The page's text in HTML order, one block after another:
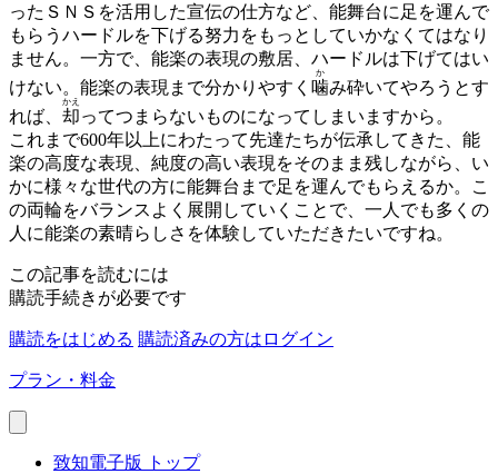
ったＳＮＳを活用した宣伝の仕方など、能舞台に足を運んで
もらうハードルを下げる努力をもっとしていかなくてはなり
ません。一方で、能楽の表現の敷居、ハードルは下げてはい
けない。能楽の表現まで分かりやすく 噛
か
み砕いてやろうとす
れば、 却
かえ
ってつまらないものになってしまいますから。
これまで600年以上にわたって先達たちが伝承してきた、能
楽の高度な表現、純度の高い表現をそのまま残しながら、い
かに様々な世代の方に能舞台まで足を運んでもらえるか。こ
の両輪をバランスよく展開していくことで、一人でも多くの
人に能楽の素晴らしさを体験していただきたいですね。
この記事を読むには
購読手続きが必要です
購読をはじめる 購読済みの方はログイン
プラン・料金
致知電子版 トップ